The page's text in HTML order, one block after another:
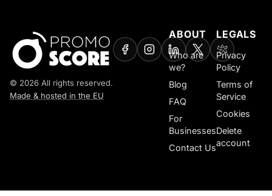
© 2026 All rights reserved.
Made & hosted in the EU
ABOUT
Who are
we?
Blog
FAQ
For
Businesses
Contact Us
LEGALS
Privacy
Policy
Terms of
Service
Cookies
Delete
account